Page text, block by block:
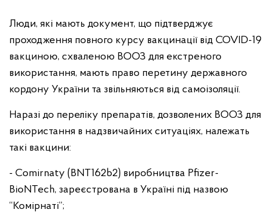
Люди, які мають документ, що підтверджує
проходження повного курсу вакцинації від COVID-19
вакциною, схваленою ВООЗ для екстреного
використання, мають право перетину державного
кордону України та звільняються від самоізоляції.
Наразі до переліку препаратів, дозволених ВООЗ для
використання в надзвичайних ситуаціях, належать
такі вакцини:
- Comirnaty (BNT162b2) виробництва Pfizer-
BioNTech, зареєстрована в Україні під назвою
“Комірнаті”;